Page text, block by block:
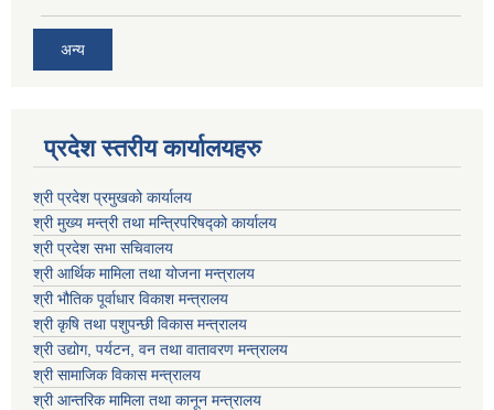
अन्य
प्रदेश स्तरीय कार्यालयहरु
श्री प्रदेश प्रमुखको कार्यालय
श्री मुख्य मन्त्री तथा मन्त्रिपरिषद्को कार्यालय
श्री प्रदेश सभा सचिवालय
श्री आर्थिक मामिला तथा योजना मन्त्रालय
श्री भौतिक पूर्वाधार विकाश मन्त्रालय
श्री कृषि तथा पशुपन्छी विकास मन्त्रालय
श्री उद्योग, पर्यटन, वन तथा वातावरण मन्त्रालय
श्री सामाजिक विकास मन्त्रालय
श्री आन्तरिक मामिला तथा कानून मन्त्रालय